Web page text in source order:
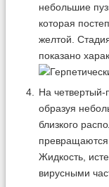
небольшие
которая
желтой.
показано
На четвертый-
образуя
близкого
Жидкость,
вирусными